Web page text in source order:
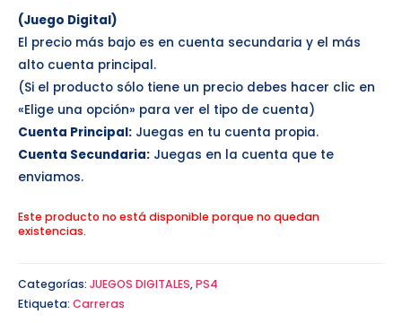
(Juego Digital)
El precio más bajo es en cuenta secundaria y el más
alto cuenta principal.
(Si el producto sólo tiene un precio debes hacer clic en
«Elige una opción» para ver el tipo de cuenta)
Cuenta Principal: Juegas en tu cuenta propia.
Cuenta Secundaria: Juegas en la cuenta que te
enviamos.
Este producto no está disponible porque no quedan
existencias.
Categorías: JUEGOS DIGITALES,PS4
Etiqueta: Carreras